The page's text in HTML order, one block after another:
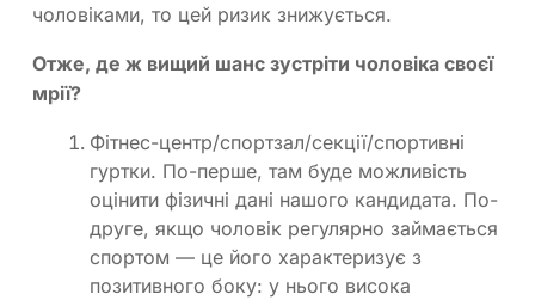
чоловіками, то цей ризик знижується.
Отже, де ж вищий шанс зустріти чоловіка своєї
мрії?
Фітнес-центр/спортзал/секції/спортивні
гуртки. По-перше, там буде можливість
оцінити фізичні дані нашого кандидата. По-
друге, якщо чоловік регулярно займається
спортом — це його характеризує з
позитивного боку: у нього висока